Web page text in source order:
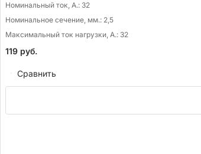
Номинальный ток, А.: 32
Номинальное сечение, мм.: 2,5
Максимальный ток нагрузки, А.: 32
119 руб.
Сравнить